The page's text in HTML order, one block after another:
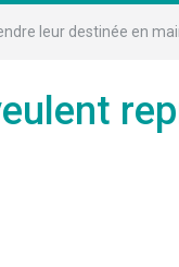
leur destinée en